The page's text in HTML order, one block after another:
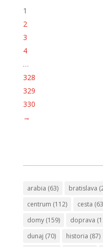
1
2
3
4
…
328
329
330
→
arabia (63) bratislava
centrum (112) cesta
domy(159) doprava
dunaj (70) historia (87)